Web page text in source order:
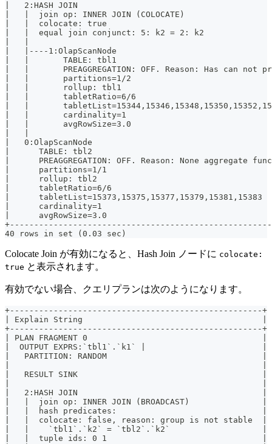
|   2:HASH JOIN
|   |  join op: INNER JOIN (COLOCATE)
|   |  colocate: true
|   |  equal join conjunct: 5: k2 = 2: k2
|   |----1:OlapScanNode
|   |       TABLE: tbl1
|   |       PREAGGREGATION: OFF. Reason: Has can not
|   |       partitions=1/2
|   |       rollup: tbl1
|   |       tabletRatio=6/6
|   |
|   |       cardinality=1
|   |       avgRowSize=3.0
|   0:OlapScanNode
|      TABLE: tbl2
|      PREAGGREGATION: OFF. Reason: None
|      partitions=1/1
|      rollup: tbl2
|      tabletRatio=6/6
|
|      cardinality=1
|      avgRowSize=3.0
40 rows in set (0.03 sec)
Colocate Join が有効になると、Hash Join ノードに colocate:
true と表示されます。
有効でない場合、クエリプランは次のようになります。
+----------------------------------------------------+
| Explain String                                     |
+----------------------------------------------------+
| PLAN FRAGMENT 0                                    |
|  OUTPUT EXPRS:`tbl1`.`k1` |                        |
|   PARTITION: RANDOM                                |
|   RESULT SINK                                      |
|   2:HASH JOIN                                      |
|   |  join op: INNER JOIN (BROADCAST)               |
|   |  hash predicates:                              |
|   |  colocate: false, reason: group is not stable  |
|   |    `tbl1`.`k2` = `tbl2`.`k2`                   |
|   |  tuple ids: 0 1                                |